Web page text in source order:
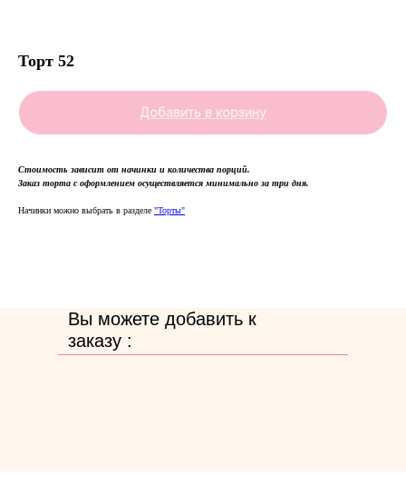
Торт 52
Добавить в корзину
Стоимость зависит от начинки и количества порций.
Заказ торта с оформлением осуществляется минимально за три дня.
Начинки можно выбрать в разделе "Торты"
Вы можете добавить к
заказу :